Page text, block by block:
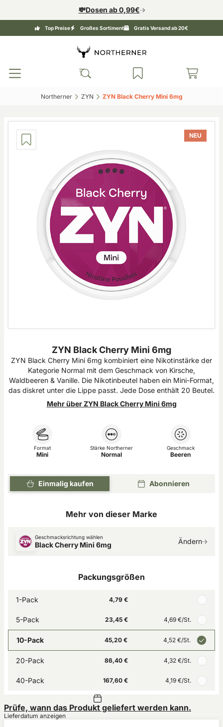
💸Dosen ab 0,99€
Top Preise Großes Sortiment Gratis Versand ab 20€
Northerner‎ ZYN‎ ZYN Black Cherry Mini 6mg‎
NEU
ZYN Black Cherry Mini 6mg
ZYN Black Cherry Mini 6mg kombiniert eine Nikotinstärke der
Kategorie Normal mit dem Geschmack von Kirsche,
Waldbeeren & Vanille. Die Nikotinbeutel haben ein Mini-Format,
das diskret unter die Lippe passt. Jede Dose enthält 20 Beutel.
Mehr über ZYN Black Cherry Mini 6mg
Einmalig kaufen Abonnieren
Format
Mini
Stärke Northerner
Normal
Geschmack
Beeren
Mehr von dieser Marke
Geschmacksrichtung wählen
Black Cherry Mini 6mg Ändern
Packungsgrößen
1-Pack 4,79 €
5-Pack 23,45 € 4,69 €/St.
10-Pack 45,20 € 4,52 €/St.
20-Pack 86,40 € 4,32 €/St.
40-Pack 167,60 € 4,19 €/St.
Prüfe, wann das Produkt geliefert werden kann.
Lieferdatum anzeigen